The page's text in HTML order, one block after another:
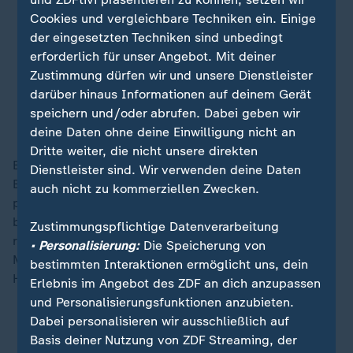
möglich, die Förderung von Games
im Kulturhaushalt im
Regierungsentwurf für 2025
fortzuschreiben.
Medien
Beim Bundesetat hat der Haushaltsausschuss des
Bundestags zwar noch ein Wörtchen mitzureden, das
parlamentarische Gremium könnte diesen Herbst also
besagte 66,7 Millionen Euro doch wieder
reinschreiben. Ob es das tun wird, ist angesichts der
Meinungsverschiedenheiten in derAmpel-Koalition
Haushaltsfragen aber fraglich.
Trotz Wachstum: Entlassungswellen im Gaming
Cookies und vergleichbare Techniken ein. Einige
der eingesetzten Techniken sind unbedingt
erforderlich für unser Angebot. Mit deiner
Zustimmung dürfen wir und unsere Dienstleister
darüber hinaus Informationen auf deinem Gerät
speichern und/oder abrufen. Dabei geben wir
deine Daten ohne deine Einwilligung nicht an
Dritte weiter, die nicht unsere direkten
Dienstleister sind. Wir verwenden deine Daten
auch nicht zu kommerziellen Zwecken.
Zustimmungspflichtige Datenverarbeitung
• Personalisierung:Die Speicherung von
bestimmten Interaktionen ermöglicht uns, dein
Erlebnis im Angebot des ZDF an dich anzupassen
und Personalisierungsfunktionen anzubieten.
Dabei personalisieren wir ausschließlich auf
Basis deiner Nutzung von ZDF Streaming, der